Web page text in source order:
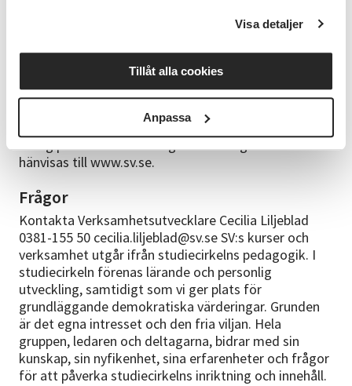
Visa detaljer
Tillåt alla cookies
Anpassa
Anmälningsvillkor
Alla kursstarter är preliminära. Du får en kallelse till
kursen med definitivt startdatum cirka en vecka
innan kursstart. Har du uppgett en mejladress
skickas kallelsen på mejl, annars kommer den med
vanlig post. För fullständiga anmälningsvillkor
hänvisas till www.sv.se.
Frågor
Kontakta Verksamhetsutvecklare Cecilia Liljeblad
0381-155 50 cecilia.liljeblad@sv.se SV:s kurser och
verksamhet utgår ifrån studiecirkelns pedagogik. I
studiecirkeln förenas lärande och personlig
utveckling, samtidigt som vi ger plats för
grundläggande demokratiska värderingar. Grunden
är det egna intresset och den fria viljan. Hela
gruppen, ledaren och deltagarna, bidrar med sin
kunskap, sin nyfikenhet, sina erfarenheter och frågor
för att påverka studiecirkelns inriktning och innehåll.